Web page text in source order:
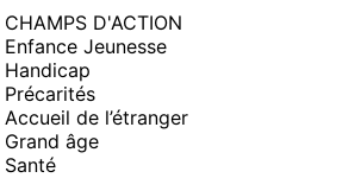
CHAMPS D'ACTION
Enfance Jeunesse
Handicap
Précarités
Accueil de l’étranger
Grand âge
Santé